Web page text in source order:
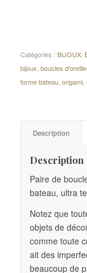
Catégories : BIJOUX,
bijoux boucles
forme bateau, origami,
Description
Description
Paire de
bateau, ultra
Notez que
objets de
comme toute
ait des
beaucoup de